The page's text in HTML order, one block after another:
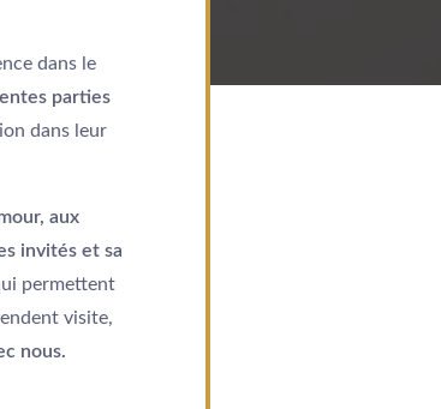
dans le
parties
dans leur
aux
invités et sa
permettent
visite,
nous.